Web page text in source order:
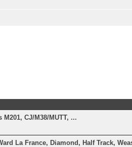
CJ/M38/MUTT, ...
La France, Diamond, Half Track,